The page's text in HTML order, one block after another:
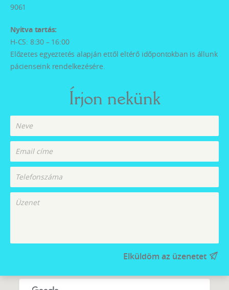
9061
Nyitva tartás:
H-CS: 8:30 – 16:00
Előzetes egyeztetés alapján ettől eltérő időpontokban is állunk
pácienseink rendelkezésére.
Írjon nekünk
Elküldöm az üzenetet